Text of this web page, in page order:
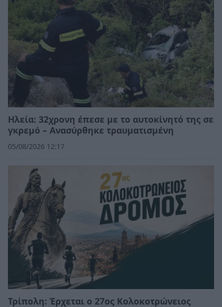
Ηλεία: 32χρονη έπεσε με το αυτοκίνητό της σε
γκρεμό – Ανασύρθηκε τραυματισμένη
05/08/2026 12:17
Τρίπολη: Έρχεται ο 27ος Κολοκοτρώνειος